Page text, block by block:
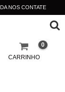
NOS CONTATE
CARRINHO
0